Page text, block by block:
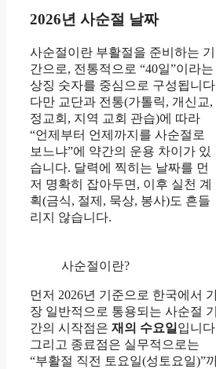
2026년 사순절 날짜
사순절이란 부활절을 준비하는 기
간으로, 전통적으로 “40일”이라는
상징 숫자를 중심으로 구성됩니
다만 교단과 전통(가톨릭, 개신교,
정교회, 지역 교회 관습)에 따라
“언제부터 언제까지를 사순절로
보느냐”에 약간의 운용 차이가 있
습니다. 달력에 찍히는 날짜를 먼
저 명확히 잡아두면, 이후 실천 계
획(금식, 절제, 묵상, 봉사)도 흔들
리지 않습니다.
사순절이란?
먼저 2026년 기준으로 한국에서
장 일반적으로 통용되는 사순절 기
간의 시작점은 재의 수요일 입니
그리고 종료점은 실무적으로는
“부활절 직전 토요일(성토요일)”